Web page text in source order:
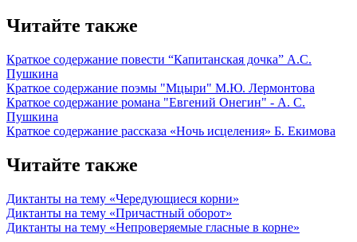
Читайте также
Краткое содержание повести “Капитанская дочка” А.С.
Пушкина
Краткое содержание поэмы "Мцыри" М.Ю. Лермонтова
Краткое содержание романа "Евгений Онегин" - А. С.
Пушкина
Краткое содержание рассказа «Ночь исцеления» Б. Екимова
Читайте также
Диктанты на тему «Чередующиеся корни»
Диктанты на тему «Причастный оборот»
Диктанты на тему «Непроверяемые гласные в корне»